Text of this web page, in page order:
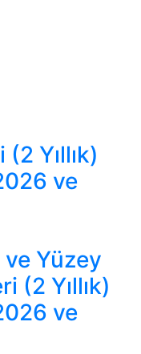
Yıllık)
ve
Yüzey
(2 Yıllık)
ve